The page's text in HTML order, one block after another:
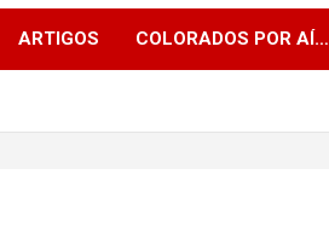
ARTIGOS COLORADOS POR AÍ…